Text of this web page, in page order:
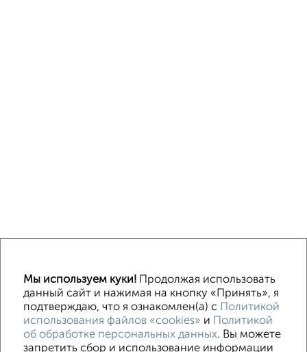
ИЖС СНТ В черте города
Контакты
Политика конфиденциальности
Пользовательское соглашение
Орёл, улица Комсомольская 66
Мы используем куки! Продолжая использовать
данный сайт и нажимая на кнопку «Принять», я
подтверждаю, что я ознакомлен(а) с Политикой
использования файлов «cookies» и Политикой
об обработке персональных данных. Вы можете
запретить сбор и использование информации